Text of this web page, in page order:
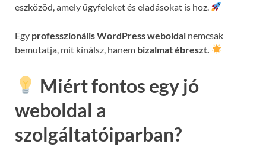
eszközöd, amely ügyfeleket és eladásokat is hoz.
Egy professzionális WordPress weboldal nemcsak
bemutatja, mit kínálsz, hanem bizalmat ébreszt.
Miért fontos egy jó
weboldal a
szolgáltatóiparban?